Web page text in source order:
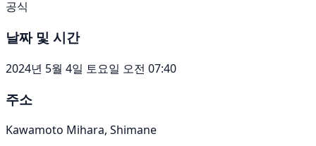
공식
날짜 및 시간
2024년 5월 4일 토요일 오전 07:40
주소
Kawamoto Mihara, Shimane